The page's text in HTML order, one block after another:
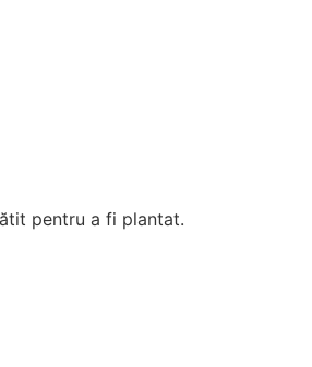
pentru a fi plantat.